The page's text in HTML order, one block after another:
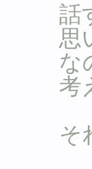
話
思
な
考
そ